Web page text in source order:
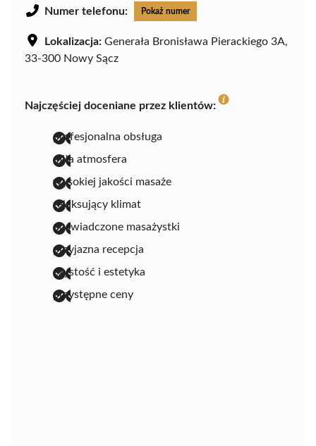
Numer telefonu: Pokaż numer
Lokalizacja: Generała Bronisława Pierackiego 3A,
33-300 Nowy Sącz
Najczęściej doceniane przez klientów:
profesjonalna obsługa
miła atmosfera
wysokiej jakości masaże
relaksujący klimat
doświadczone masażystki
przyjazna recepcja
czystość i estetyka
przystępne ceny